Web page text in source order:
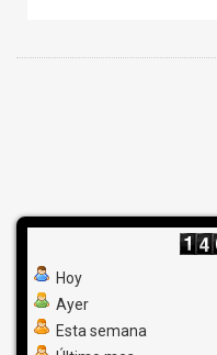
Hoy
Ayer
Esta semana